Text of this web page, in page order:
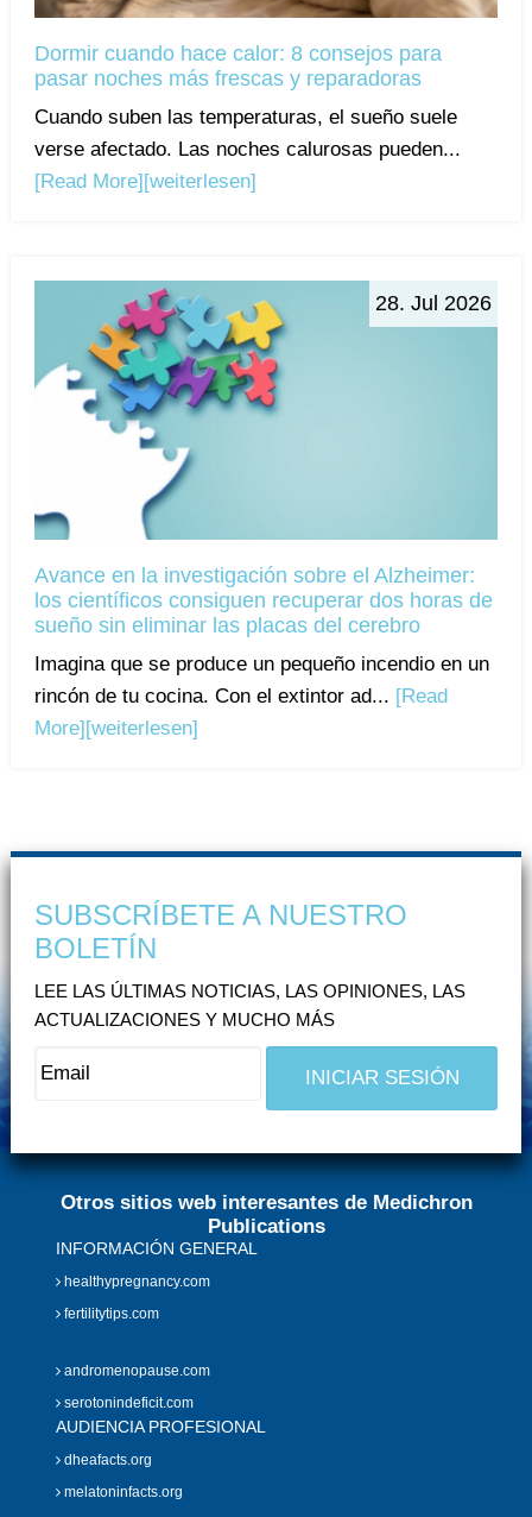
Dormir cuando hace calor: 8 consejos para
pasar noches más frescas y reparadoras
Cuando suben las temperaturas, el sueño suele
verse afectado. Las noches calurosas pueden...
[Read More] [weiterlesen]
28. Jul 2026
Avance en la investigación sobre el Alzheimer:
los científicos consiguen recuperar dos horas de
sueño sin eliminar las placas del cerebro
Imagina que se produce un pequeño incendio en un
rincón de tu cocina. Con el extintor ad... [Read
More][weiterlesen]
SUBSCRÍBETE A NUESTRO
BOLETÍN
LEE LAS ÚLTIMAS NOTICIAS, LAS OPINIONES, LAS
ACTUALIZACIONES Y MUCHO MÁS
Otros sitios web interesantes de Medichron
Publications
INFORMACIÓN GENERAL
healthypregnancy.com
fertilitytips.com
andromenopause.com
serotonindeficit.com
AUDIENCIA PROFESIONAL
dheafacts.org
melatoninfacts.org